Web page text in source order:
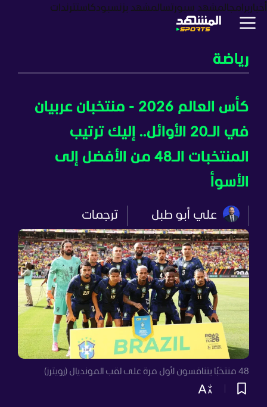
أخبار برامجالمشهد سبورتسالمشهد بزنسبودكاستترندات
رياضة
كأس العالم 2026 - منتخبان عربيان
في الـ20 الأوائل.. إليك ترتيب
المنتخبات الـ48 من الأفضل إلى
الأسوأ
علي أبو طبل ترجمات
48 منتخبًا يتنافسون لأول مرة على لقب المونديال (رويترز)